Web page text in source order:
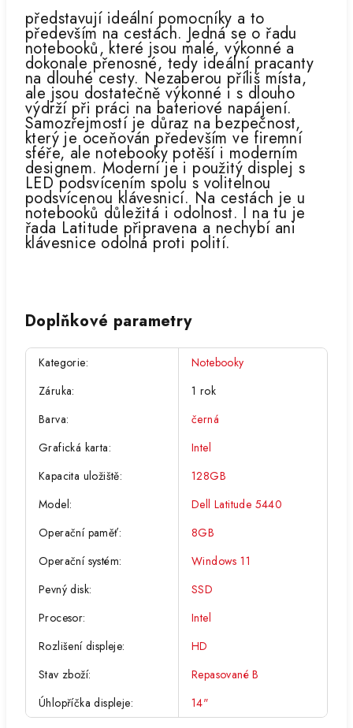
představují ideální pomocníky a to
především na cestách. Jedná se o řadu
notebooků, které jsou malé, výkonné a
dokonale přenosné, tedy ideální pracanty
na dlouhé cesty. Nezaberou příliš místa,
ale jsou dostatečně výkonné i s dlouho
výdrží při práci na bateriové napájení.
Samozřejmostí je důraz na bezpečnost,
který je oceňován především ve firemní
sféře, ale notebooky potěší i moderním
designem. Moderní je i použitý displej s
LED podsvícením spolu s volitelnou
podsvícenou klávesnicí. Na cestách je u
notebooků důležitá i odolnost. I na tu je
řada Latitude připravena a nechybí ani
klávesnice odolná proti polití.
Doplňkové parametry
Kategorie:
Notebooky
Záruka:
1 rok
Barva:
černá
Grafická karta:
Intel
Kapacita uložiště:
128GB
Model:
Dell Latitude 5440
Operační paměť:
8GB
Operační systém:
Windows 11
Pevný disk:
SSD
Procesor:
Intel
Rozlišení displeje:
HD
Stav zboží:
Repasované B
Úhlopříčka displeje: 14"